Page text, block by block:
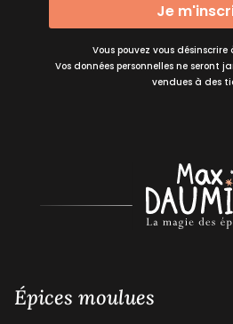
Je
Vous pouvez vous
Vos données personnelles ne seront
vendues à des
Épices moulues